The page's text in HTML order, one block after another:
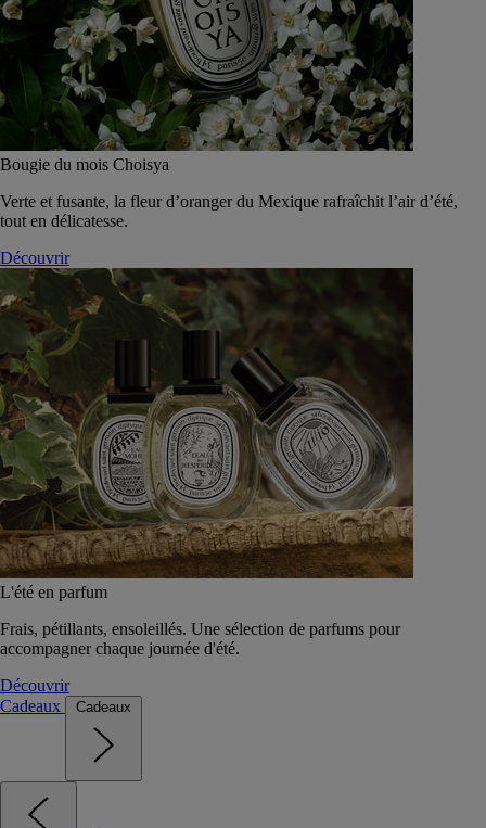
Bougie du mois Choisya
Verte et fusante, la fleur d’oranger du Mexique rafraîchit l’air d’été,
tout en délicatesse.
Découvrir
L'été en parfum
Frais, pétillants, ensoleillés. Une sélection de parfums pour
accompagner chaque journée d'été.
Découvrir
Cadeaux
Cadeaux